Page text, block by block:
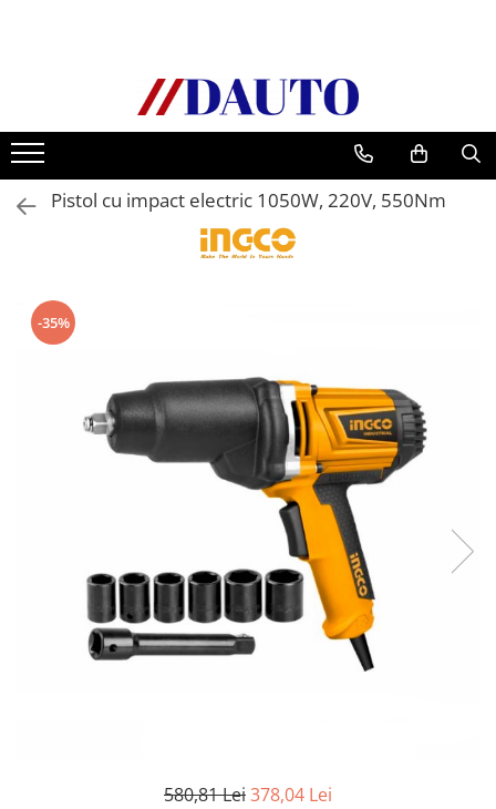
Bullbare, Suporti lumini camioane
Accesorii inox
DAF
CF Euro 6
Daf XF 95
DAF XF Euro 6
Mercedes Actros
Mercedes Actros MP2
Pistol cu impact electric 1050W, 220V, 550Nm
-35%
580,81 Lei378,04 Lei